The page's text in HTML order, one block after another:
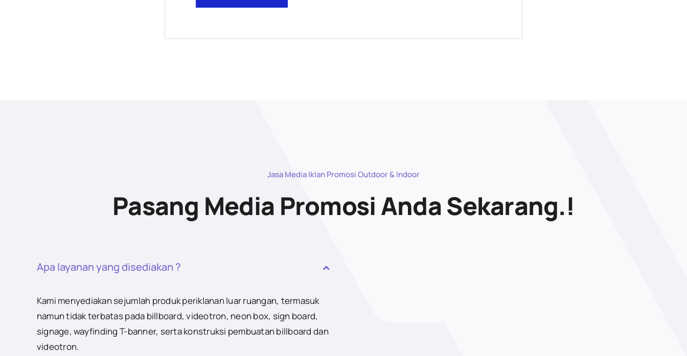
Jasa Media Iklan Promosi Outdoor & Indoor
Pasang Media Promosi Anda Sekarang.!
Apa layanan yang disediakan ?
Kami menyediakan sejumlah produk periklanan luar ruangan, termasuk
namun tidak terbatas pada billboard, videotron, neon box, sign board,
signage, wayfinding T-banner, serta konstruksi pembuatan billboard dan
videotron.